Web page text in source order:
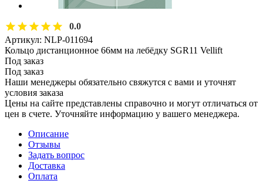
0.0
Артикул: NLP-011694
Кольцо дистанционное 66мм на лебёдку SGR11 Vellift
Под заказ
Под заказ
Наши менеджеры обязательно свяжутся с вами и уточнят
условия заказа
Цены на сайте представлены справочно и могут отличаться от
цен в счете. Уточняйте информацию у вашего менеджера.
Описание
Отзывы
Задать вопрос
Доставка
Оплата